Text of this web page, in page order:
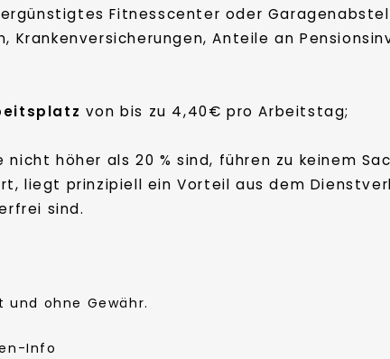
Fitnesscenter oder
Krankenversicherungen, Anteile an
von bis zu 4,40€ pro Arbeitstag;
höher als 20 % sind, führen zu keinem
liegt prinzipiell ein Vorteil aus dem
sind.
ohne Gewähr.
Info